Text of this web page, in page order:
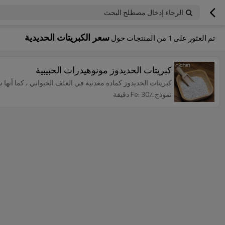
الرجاء إدخال مصطلح البحث
تم العثور على 1 من المنتجات حولسعر الكبريتات الحديدية
كبريتات الحديدوز مونوهيدرات الحبيبية
كبريتات الحديدوز كمادة معدنية في العلف الحيواني ، كما
نموذج:Fe: 30٪ دقيقة